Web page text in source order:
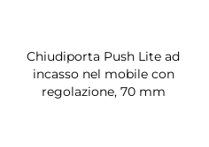
Chiudiporta Push Lite ad
incasso nel mobile con
regolazione, 70 mm